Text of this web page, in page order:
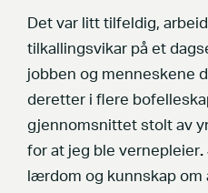
Det var litt tilfeldig,
tilkallingsvikar på et
jobben og menneskene
deretter i flere
gjennomsnittet stolt av
for at jeg ble vernepleier.
lærdom og kunnskap om